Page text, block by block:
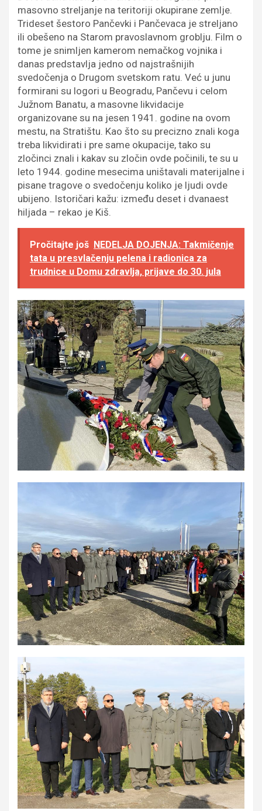
masovno streljanje na teritoriji okupirane zemlje.
Trideset šestoro Pančevki i Pančevaca je streljano
ili obešeno na Starom pravoslavnom groblju. Film o
tome je snimljen kamerom nemačkog vojnika i
danas predstavlja jedno od najstrašnijih
svedočenja o Drugom svetskom ratu. Već u junu
formirani su logori u Beogradu, Pančevu i celom
Južnom Banatu, a masovne likvidacije
organizovane su na jesen 1941. godine na ovom
mestu, na Stratištu. Kao što su precizno znali koga
treba likvidirati i pre same okupacije, tako su
zločinci znali i kakav su zločin ovde počinili, te su u
leto 1944. godine mesecima uništavali materijalne i
pisane tragove o svedočenju koliko je ljudi ovde
ubijeno. Istoričari kažu: između deset i dvanaest
hiljada – rekao je Kiš.
Pročitajte još NEDELJA DOJENJA: Takmičenje
tata u presvlačenju pelena i radionica za
trudnice u Domu zdravlja, prijave do 30. jula